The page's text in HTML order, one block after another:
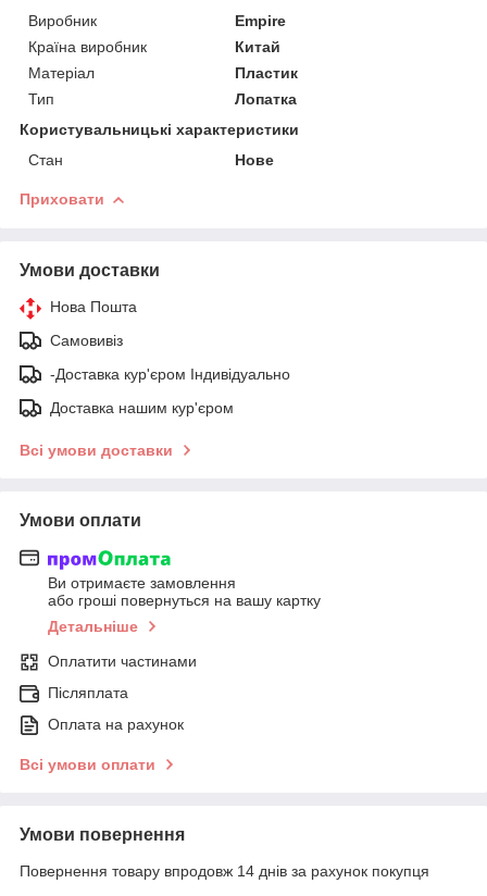
Виробник
Empire
Країна виробник
Китай
Матеріал
Пластик
Тип
Лопатка
Користувальницькі характеристики
Стан
Нове
Приховати
Умови доставки
Нова Пошта
Самовивіз
-Доставка кур'єром Індивідуально
Доставка нашим кур'єром
Всі умови доставки
Умови оплати
Ви отримаєте замовлення
або гроші повернуться на вашу картку
Детальніше
Оплатити частинами
Післяплата
Оплата на рахунок
Всі умови оплати
Умови повернення
Повернення товару впродовж 14 днів за рахунок покупця